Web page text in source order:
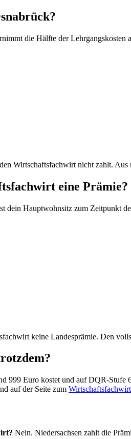
die Hälfte der Lehrgangskosten
Wirtschaftsfachwirt nicht zahlt.
eine Prämie?
dein Hauptwohnsitz zum Zeitpunkt
keine Landesprämie. Den
999 Euro kostet und auf DQR-
auf der Seite zum
Nein. Niedersachsen zahlt die